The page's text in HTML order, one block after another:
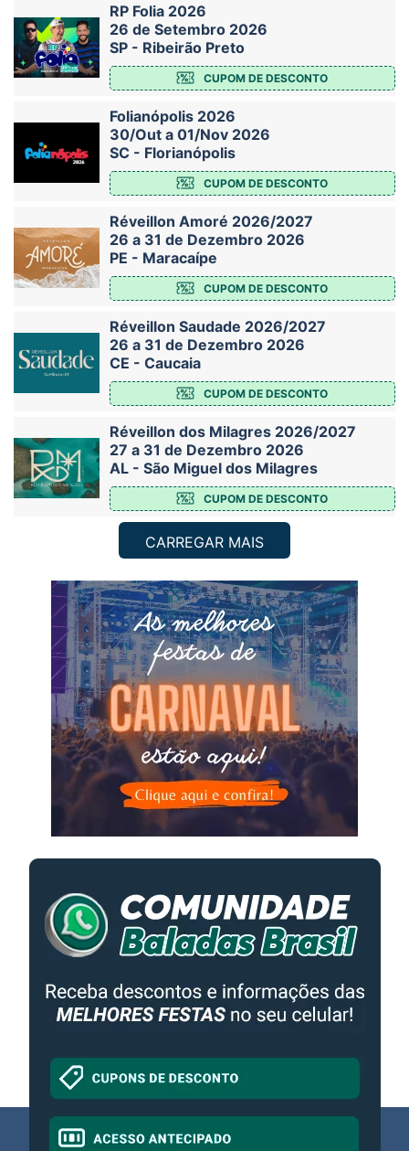
RP Folia 2026
26 de Setembro 2026
SP - Ribeirão Preto
CUPOM DE DESCONTO
Folianópolis 2026
30/Out a 01/Nov 2026
SC - Florianópolis
CUPOM DE DESCONTO
Réveillon Amoré 2026/2027
26 a 31 de Dezembro 2026
PE - Maracaípe
CUPOM DE DESCONTO
Réveillon Saudade 2026/2027
26 a 31 de Dezembro 2026
CE - Caucaia
CUPOM DE DESCONTO
Réveillon dos Milagres 2026/2027
27 a 31 de Dezembro 2026
AL - São Miguel dos Milagres
CUPOM DE DESCONTO
CARREGAR MAIS